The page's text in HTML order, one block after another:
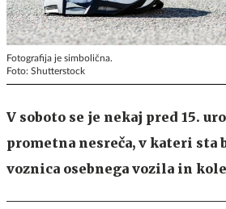
Fotografija je simbolična.
Foto: Shutterstock
V soboto se je nekaj pred 15.
prometna nesreča, v kateri sta
voznica osebnega vozila in